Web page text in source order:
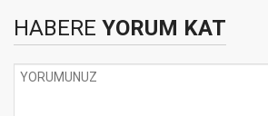
HABERE YORUM KAT